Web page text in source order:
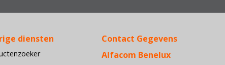
diensten
Contact Gegevens
Alfacom Benelux